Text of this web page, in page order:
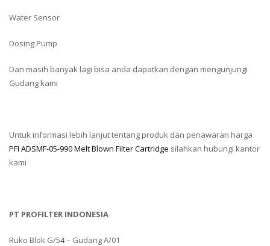
Water Sensor
Dosing Pump
Dan masih banyak lagi bisa anda dapatkan dengan mengunjungi
Gudang kami
Untuk informasi lebih lanjut tentang produk dan penawaran harga
PFI ADSMF-05-990 Melt Blown Filter Cartridge silahkan hubungi kantor
kami
PT PROFILTER INDONESIA
Ruko Blok G/54 – Gudang A/01